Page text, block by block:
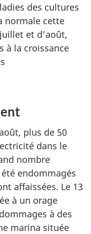
des cultures
normale cette
et d’août,
à la croissance
plus de 50
dans le
nombre
endommagés
affaissées. Le 13
à un orage
à des
marina située